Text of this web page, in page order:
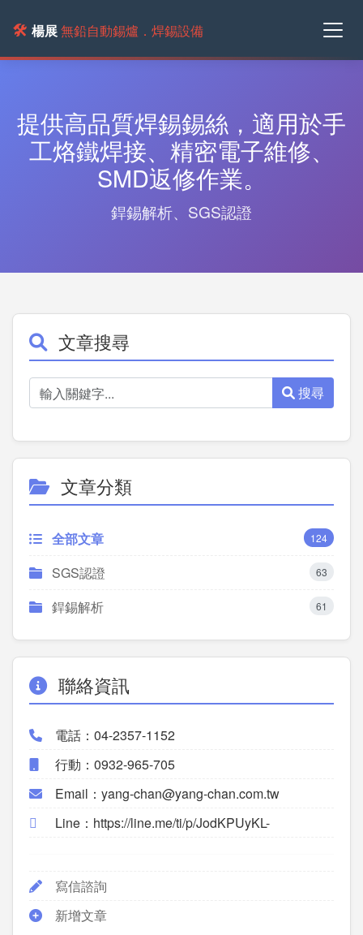
🛠️ 楊展無鉛自動錫爐．焊錫設備
提供高品質焊錫錫絲，適用於手
工烙鐵焊接、精密電子維修、
SMD返修作業。
銲錫解析、SGS認證
文章搜尋
搜尋
文章分類
全部文章 124
SGS認證 63
銲錫解析 61
聯絡資訊
電話：04-2357-1152
行動：0932-965-705
Email：yang-chan@yang-chan.com.tw
Line：https://line.me/ti/p/JodKPUyKL-
寫信諮詢
新增文章